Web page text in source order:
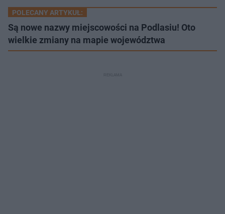
POLECANY ARTYKUŁ:
Są nowe nazwy miejscowości na Podlasiu! Oto
wielkie zmiany na mapie województwa